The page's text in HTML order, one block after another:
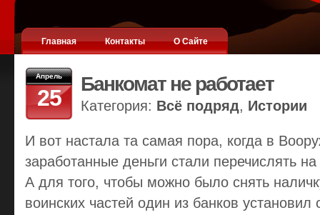
Главная Контакты О Сайте
Апрель
25
Банкомат не работает
Категория: Всё подряд, Истории
И вот настала та самая пора, когда в
заработанные деньги стали перечислять
А для того, чтобы можно было снять
воинских частей один из банков